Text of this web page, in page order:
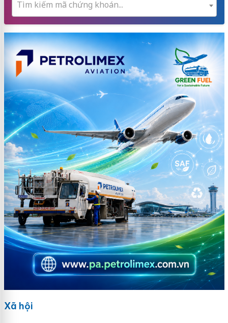
Tìm kiếm mã chứng khoán...
Xã hội